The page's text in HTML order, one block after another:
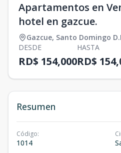
Apartamentos en
hotel en gazcue.
Gazcue, Santo Domingo
DESDE
RD$ 154,000
HASTA
RD$
Resumen
Código:
1014